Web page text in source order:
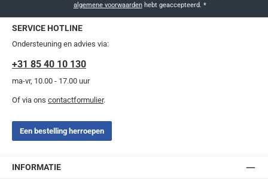
algemene voorwaardenhebt geaccepteerd. *
SERVICE HOTLINE
Ondersteuning en advies via:
+31 85 40 10 130
ma-vr, 10.00 - 17.00 uur
Of via ons contactformulier.
Een bestelling herroepen
INFORMATIE